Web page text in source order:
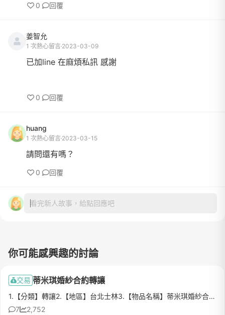
0 回覆
姜智允
1 次熱心留言 2023-03-09
已加line 在麻煩私訊 感謝
0 回覆
huang
1 次熱心留言 2023-03-15
請問還有嗎？
0 回覆
看完新人故事，給點回應吧
你可能感興趣的討論
交易 蒂米琪婚紗合約轉讓
1.【分類】轉讓2.【地區】台北士林3.【物品名稱】蒂米琪婚紗合約C方案4.【數量】15.【物品狀態】全新6.【介紹】3F白紗*1+3F禮服*1+2F禮服*1+頭紗*17.【價格】C方案原價$76800，當訂+折扣後$598008.【交易方式】蒂米...
7
2,752